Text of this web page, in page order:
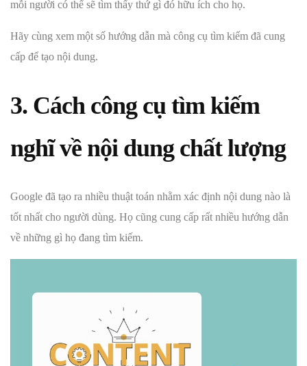
mỗi người có thể sẽ tìm thấy thứ gì đó hữu ích cho họ.
Hãy cùng xem một số hướng dẫn mà công cụ tìm kiếm đã cung
cấp để tạo nội dung.
3. Cách công cụ tìm kiếm
nghĩ về nội dung chất lượng
Google đã tạo ra nhiều thuật toán nhằm xác định nội dung nào là
tốt nhất cho người dùng. Họ cũng cung cấp rất nhiều hướng dẫn
về những gì họ đang tìm kiếm.